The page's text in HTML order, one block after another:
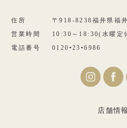
住所
〒918-8238福井県福
営業時間
10:30～18:30(水曜定
電話番号
0120•23•6986
店舗情報